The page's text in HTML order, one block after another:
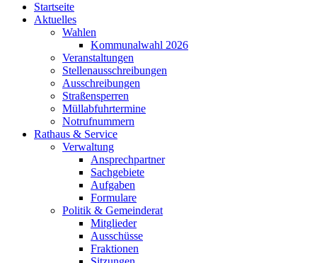
Startseite
Aktuelles
Wahlen
Kommunalwahl 2026
Veranstaltungen
Stellenausschreibungen
Ausschreibungen
Straßensperren
Müllabfuhrtermine
Notrufnummern
Rathaus & Service
Verwaltung
Ansprechpartner
Sachgebiete
Aufgaben
Formulare
Politik & Gemeinderat
Mitglieder
Ausschüsse
Fraktionen